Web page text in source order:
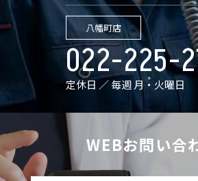
八幡町店
022-225-
定休日 ／ 毎週 月・火曜日
WEBお問い合